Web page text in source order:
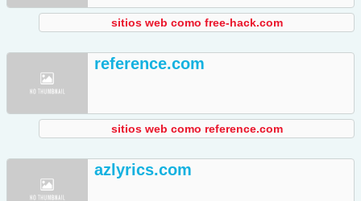
sitios web como free-hack.com
reference.com
sitios web como reference.com
azlyrics.com